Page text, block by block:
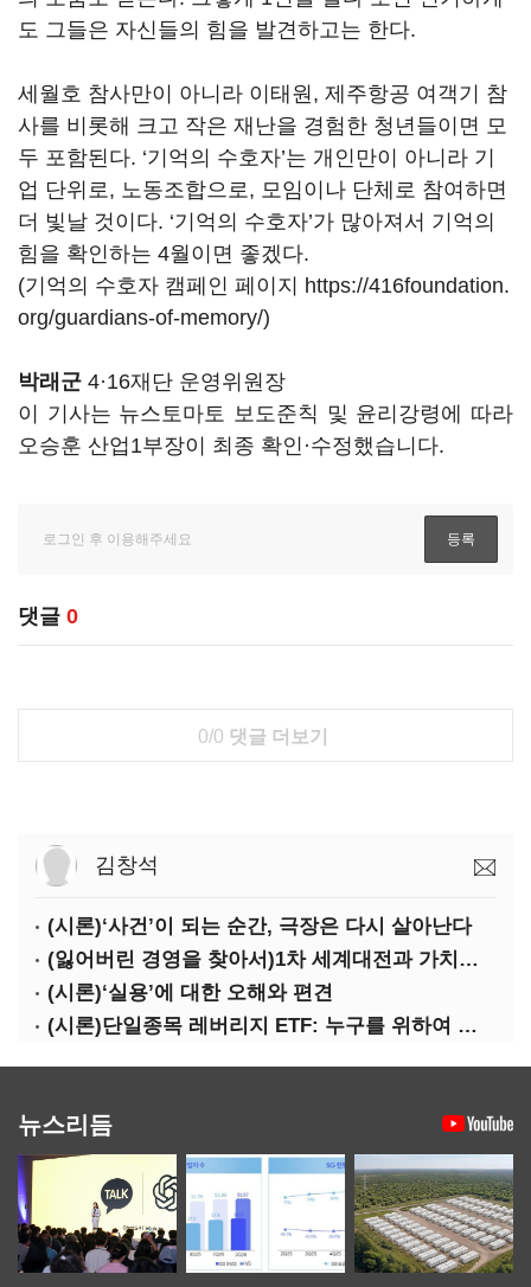
도 그들은 자신들의 힘을 발견하고는 한다.
세월호 참사만이 아니라 이태원, 제주항공 여객기 참
사를 비롯해 크고 작은 재난을 경험한 청년들이면 모
두 포함된다. ‘기억의 수호자’는 개인만이 아니라 기
업 단위로, 노동조합으로, 모임이나 단체로 참여하면
더 빛날 것이다. ‘기억의 수호자’가 많아져서 기억의
힘을 확인하는 4월이면 좋겠다.
(기억의 수호자 캠페인 페이지 https://416foundation.
org/guardians-of-memory/)
박래군 4·16재단 운영위원장
이 기사는 뉴스토마토 보도준칙 및 윤리강령에 따라
오승훈 산업1부장이 최종 확인·수정했습니다.
댓글 0
0/0 댓글 더보기
김창석
(시론)‘사건’이 되는 순간, 극장은 다시 살아난다
(잃어버린 경영을 찾아서)1차 세계대전과 가치의 전도: 불황기 리스크 매니지먼트[윤리]
(시론)‘실용’에 대한 오해와 편견
(시론)단일종목 레버리지 ETF: 누구를 위하여 종은 울리나
뉴스리듬